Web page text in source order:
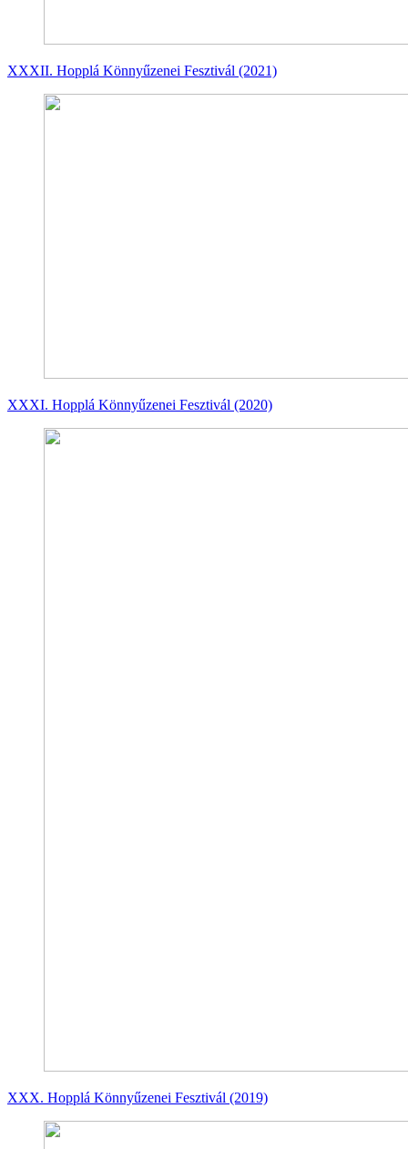
XXXII. Hopplá Könnyűzenei Fesztivál (2021)
XXXI. Hopplá Könnyűzenei Fesztivál (2020)
XXX. Hopplá Könnyűzenei Fesztivál (2019)